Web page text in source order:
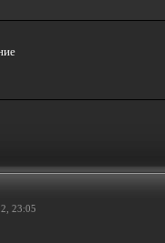
23:05